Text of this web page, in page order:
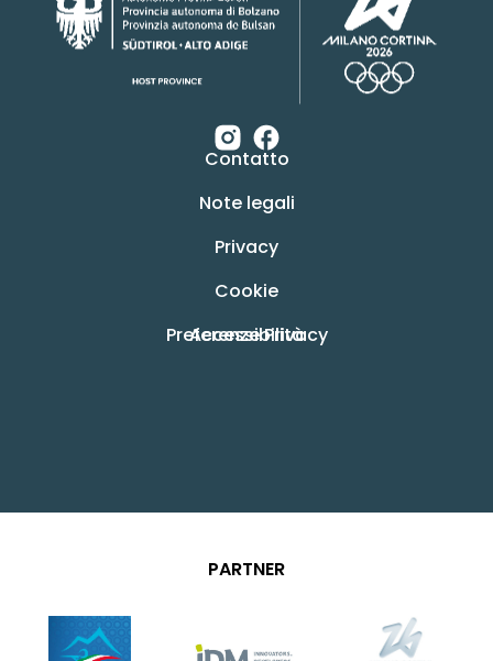
Preferenze Privacy
Contatto
Note legali
Privacy
Cookie
Accessibilità
PARTNER